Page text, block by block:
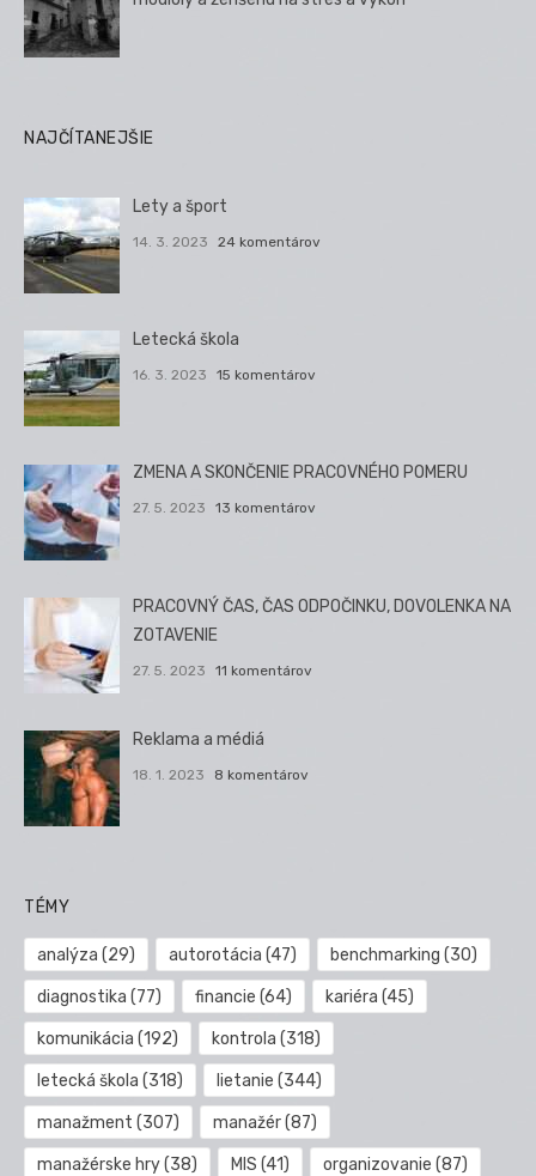
NAJČÍTANEJŠIE
Lety a šport
14. 3. 2023 24 komentárov
Letecká škola
16. 3. 2023 15 komentárov
ZMENA A SKONČENIE PRACOVNÉHO POMERU
27. 5. 2023 13 komentárov
PRACOVNÝ ČAS, ČAS ODPOČINKU, DOVOLENKA NA
ZOTAVENIE
27. 5. 2023 11 komentárov
Reklama a médiá
18. 1. 2023 8 komentárov
TÉMY
analýza (29) autorotácia (47) benchmarking (30)
diagnostika (77) financie (64) kariéra (45)
komunikácia (192) kontrola (318)
letecká škola (318) lietanie (344)
manažment (307) manažér(87)
manažérske hry(38) MIS (41) organizovanie (87)